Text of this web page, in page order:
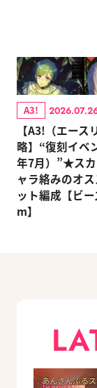
A3!
【A3!（エース
略】“復刻イベ
年7月）”★ス
ャラ絡みのオ
ット編成【ビ
m】